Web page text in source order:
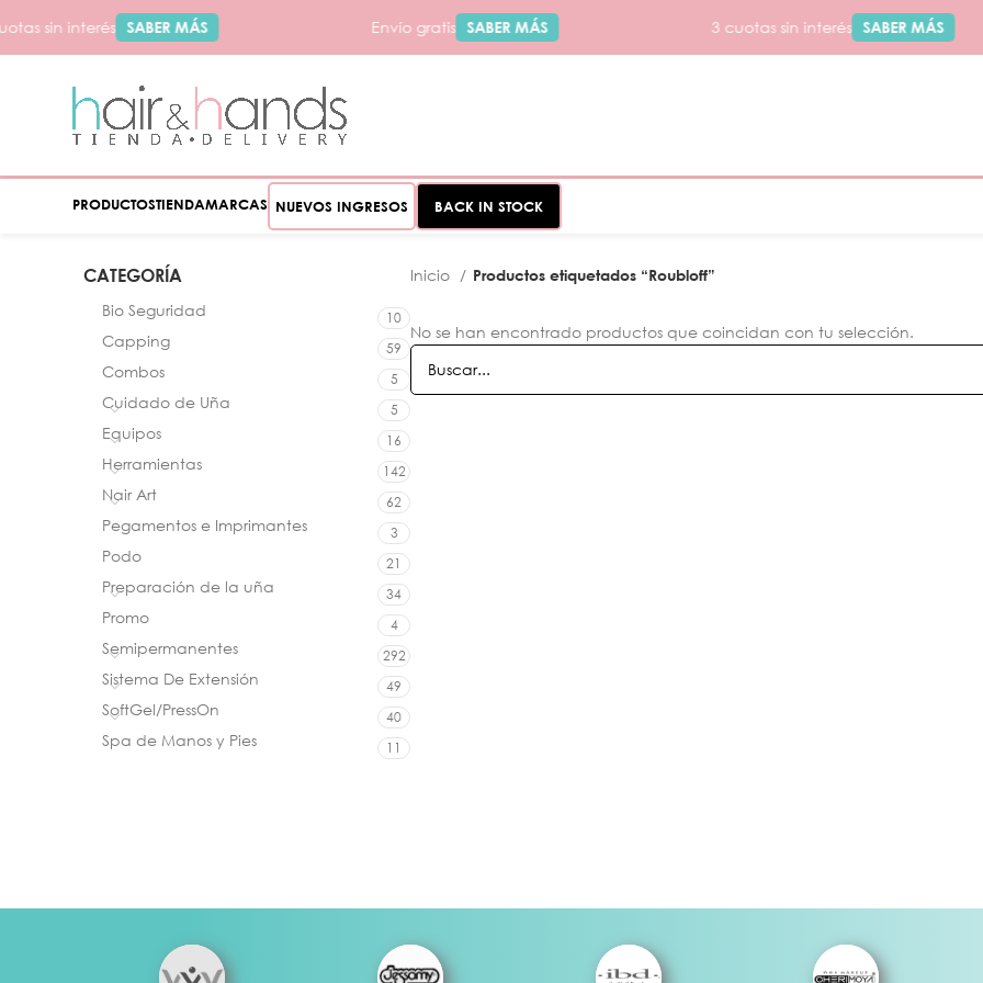
sin interés SABER MÁS Envío gratis SABER MÁS 3 cuotas sin interés SABER MÁS
PRODUCTOSTIENDAMARCAS NUEVOS INGRESOS BACK IN STOCK
CATEGORÍA
Bio Seguridad 10
Capping 59
Combos 5
Cuidado de Uña 5
Equipos 16
Herramientas 142
Nair Art 62
Pegamentos e Imprimantes 3
Podo 21
Preparación de la uña 34
Promo 4
Semipermanentes 292
Sistema De Extensión 49
SoftGel/PressOn 40
Spa de Manos y Pies 11
Inicio Productos etiquetados “Roubloff”
No se han encontrado productos que coincidan con tu selección.